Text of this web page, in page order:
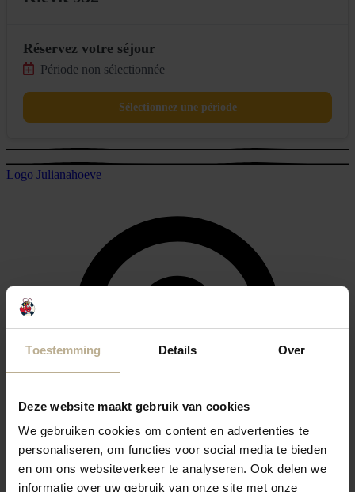
Toestemming Details Over
Deze website maakt gebruik van cookies
We gebruiken cookies om content en advertenties te
personaliseren, om functies voor social media te bieden
en om ons websiteverkeer te analyseren. Ook delen we
informatie over uw gebruik van onze site met onze
Réservez votre séjour
Période non sélectionnée
Sélectionnez une période
Logo Julianahoeve